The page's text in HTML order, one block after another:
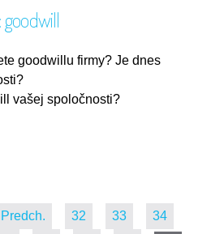
goodwill
goodwillu firmy? Je dnes
vašej spoločnosti?
Predch. 32 33
34